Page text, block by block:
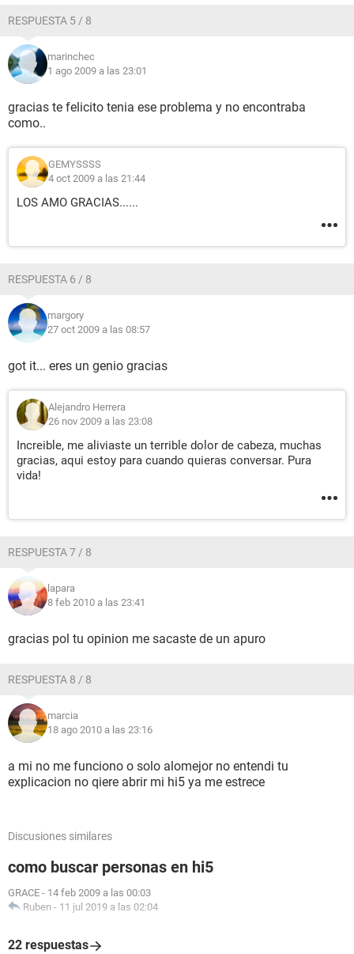
RESPUESTA 5 / 8
marinchec
1 ago 2009 a las 23:01
gracias te felicito tenia ese problema y no encontraba
como..
GEMYSSSS
4 oct 2009 a las 21:44
LOS AMO GRACIAS......
RESPUESTA 6 / 8
margory
27 oct 2009 a las 08:57
got it... eres un genio gracias
Alejandro Herrera
26 nov 2009 a las 23:08
Increible, me aliviaste un terrible dolor de cabeza, muchas
gracias, aqui estoy para cuando quieras conversar. Pura
vida!
RESPUESTA 7 / 8
lapara
8 feb 2010 a las 23:41
gracias pol tu opinion me sacaste de un apuro
RESPUESTA 8 / 8
marcia
18 ago 2010 a las 23:16
a mi no me funciono o solo alomejor no entendi tu
explicacion no qiere abrir mi hi5 ya me estrece
Discusiones similares
como buscar personas en hi5
GRACE - 14 feb 2009 a las 00:03
Ruben - 11 jul 2019 a las 02:04
22 respuestas